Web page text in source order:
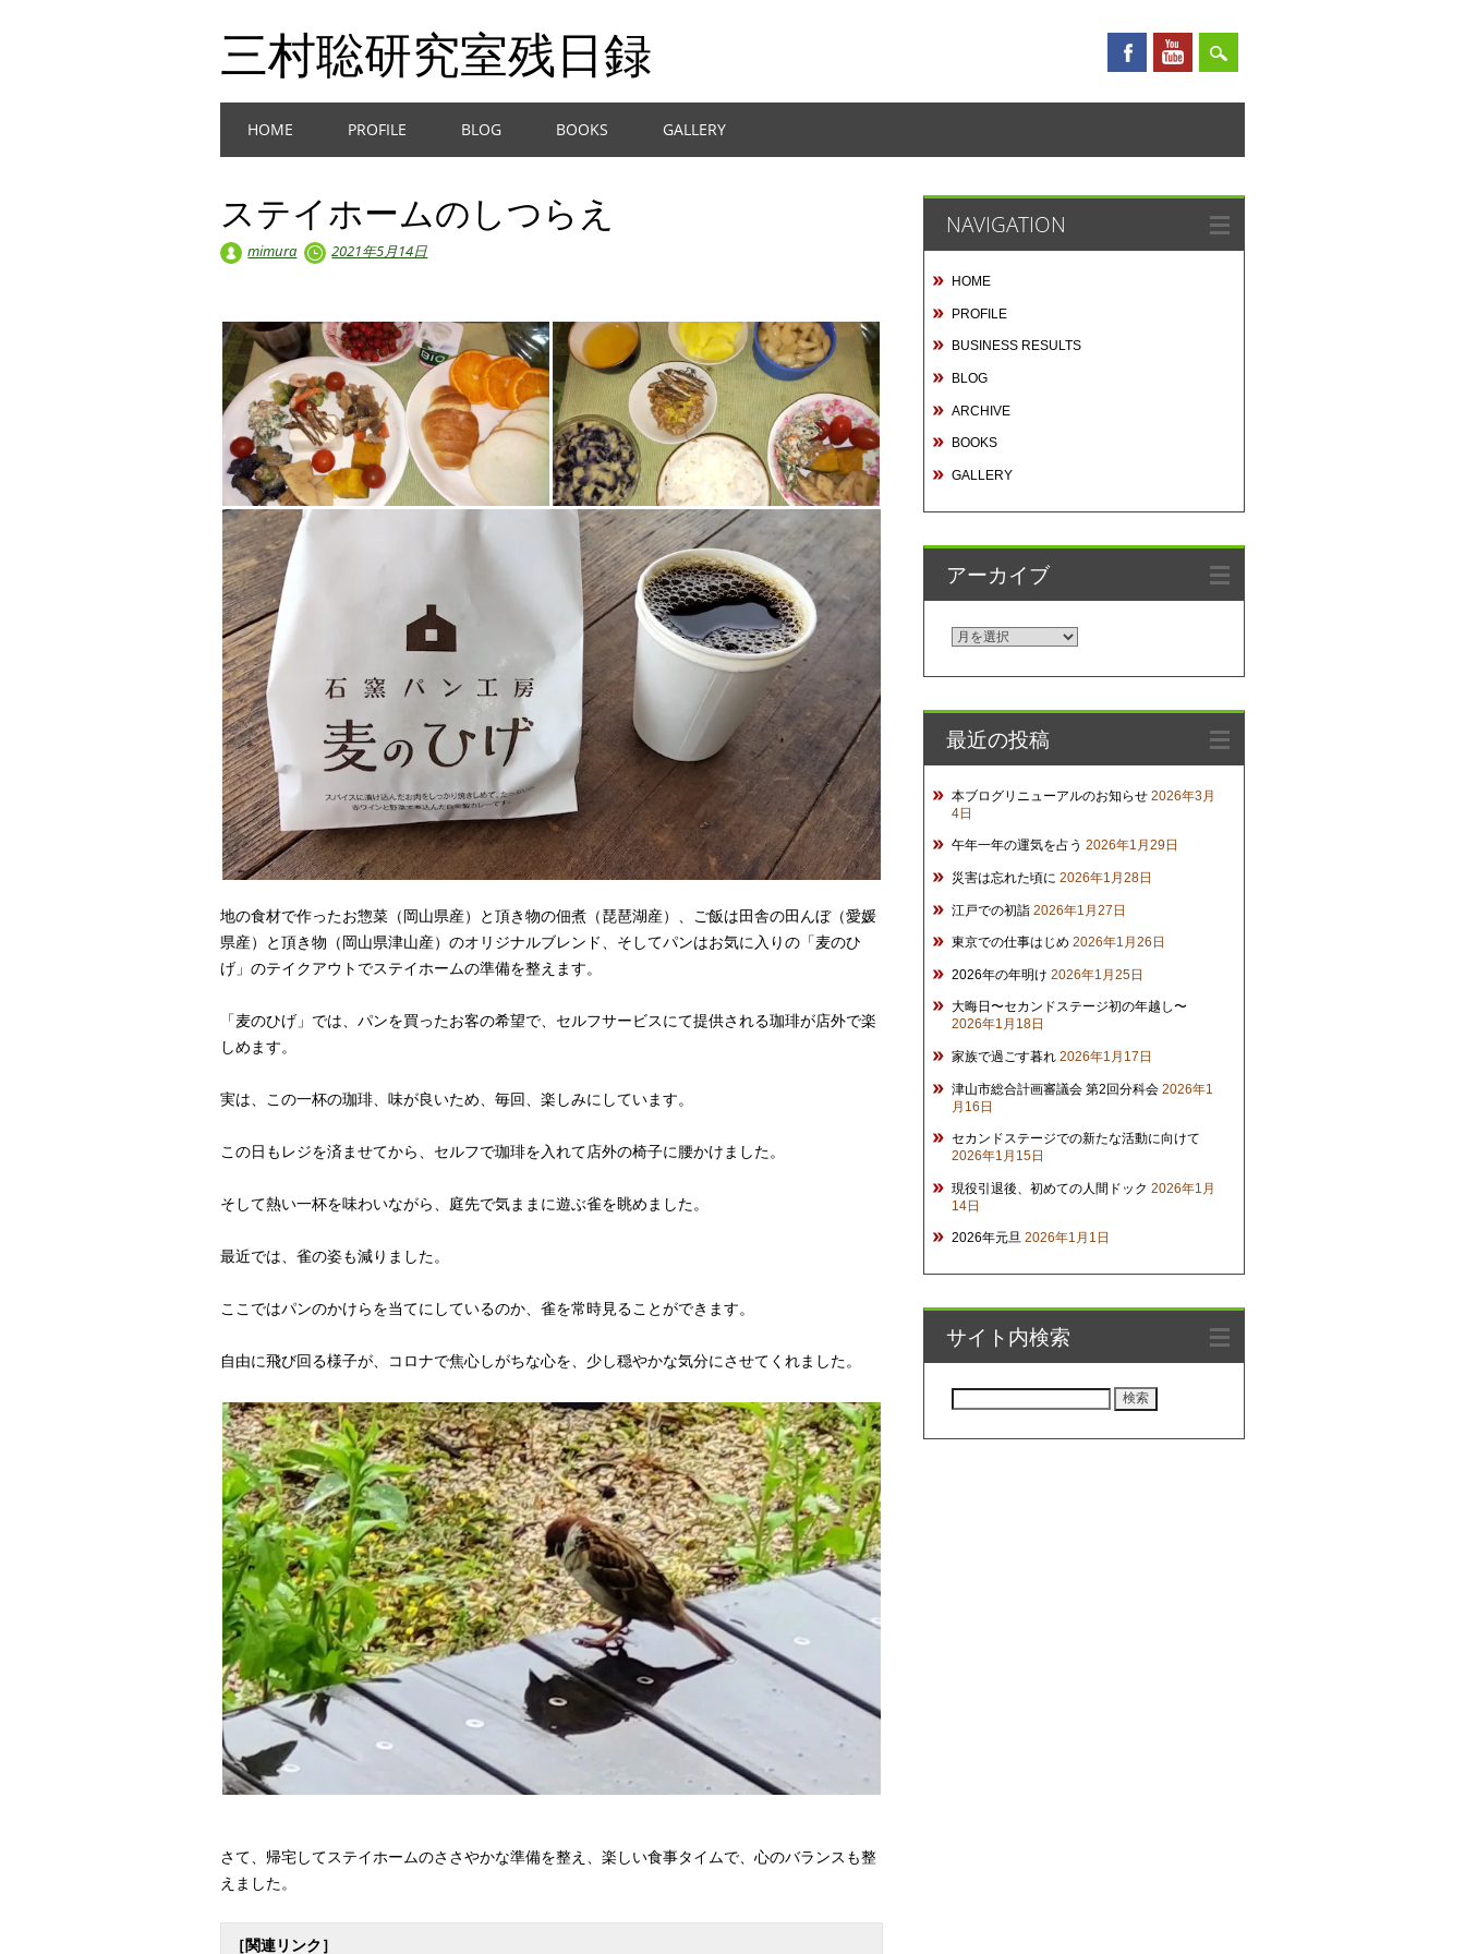
三村聡研究室残日録
Main menu
HOME PROFILE BLOG BOOKS GALLERY
ステイホームのしつらえ
mimura 2021年5月14日
地の食材で作ったお惣菜（岡山県産）と頂き物の佃煮（琵琶湖産）、ご飯は田舎の田んぼ（愛媛
県産）と頂き物（岡山県津山産）のオリジナルブレンド、そしてパンはお気に入りの「麦のひ
げ」のテイクアウトでステイホームの準備を整えます。
「麦のひげ」では、パンを買ったお客の希望で、セルフサービスにて提供される珈琲が店外で楽
しめます。
実は、この一杯の珈琲、味が良いため、毎回、楽しみにしています。
この日もレジを済ませてから、セルフで珈琲を入れて店外の椅子に腰かけました。
そして熱い一杯を味わいながら、庭先で気ままに遊ぶ雀を眺めました。
最近では、雀の姿も減りました。
ここではパンのかけらを当てにしているのか、雀を常時見ることができます。
自由に飛び回る様子が、コロナで焦心しがちな心を、少し穏やかな気分にさせてくれました。
さて、帰宅してステイホームのささやかな準備を整え、楽しい食事タイムで、心のバランスも整
えました。
［関連リンク］
NAVIGATION
HOME
PROFILE
BUSINESS RESULTS
BLOG
ARCHIVE
BOOKS
GALLERY
アーカイブ
ア
イ
ブ
最近の投稿
本ブログリニューアルのお知らせ 2026年3月
4日
午年一年の運気を占う 2026年1月29日
災害は忘れた頃に 2026年1月28日
江戸での初詣 2026年1月27日
東京での仕事はじめ 2026年1月26日
2026年の年明け 2026年1月25日
大晦日〜セカンドステージ初の年越し〜
2026年1月18日
家族で過ごす暮れ 2026年1月17日
津山市総合計画審議会 第2回分科会 2026年1
月16日
セカンドステージでの新たな活動に向けて
2026年1月15日
現役引退後、初めての人間ドック 2026年1月
14日
2026年元旦 2026年1月1日
サイト内検索